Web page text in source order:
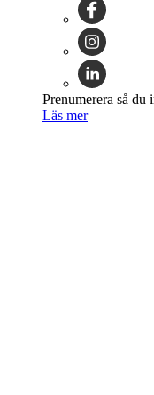
Prenumerera så du
Läs mer